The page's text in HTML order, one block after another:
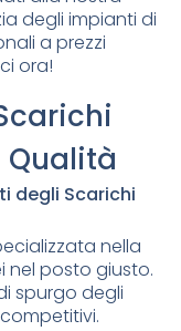
degli impianti di
a prezzi
ora!
Qualità
degli Scarichi
nella
nel posto giusto.
spurgo degli